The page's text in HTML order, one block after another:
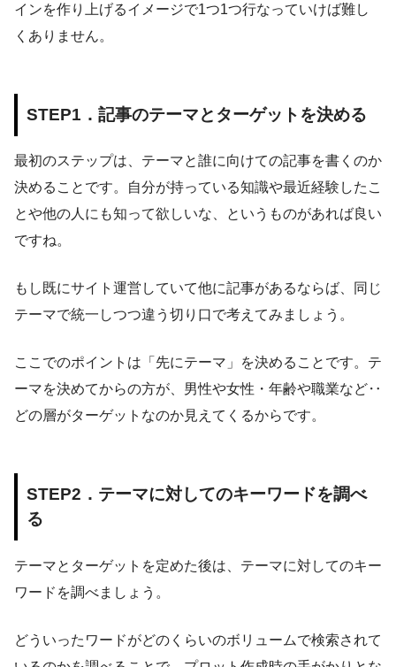
インを作り上げるイメージで1つ1つ行なっていけば難し
くありません。
STEP1．記事のテーマとターゲットを決める
最初のステップは、テーマと誰に向けての記事を書くのか
決めることです。自分が持っている知識や最近経験したこ
とや他の人にも知って欲しいな、というものがあれば良い
ですね。
もし既にサイト運営していて他に記事があるならば、同じ
テーマで統一しつつ違う切り口で考えてみましょう。
ここでのポイントは「先にテーマ」を決めることです。テ
ーマを決めてからの方が、男性や女性・年齢や職業など‥
どの層がターゲットなのか見えてくるからです。
STEP2．テーマに対してのキーワードを調べ
る
テーマとターゲットを定めた後は、テーマに対してのキー
ワードを調べましょう。
どういったワードがどのくらいのボリュームで検索されて